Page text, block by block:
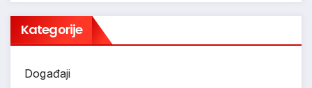
Kategorije
Događaji